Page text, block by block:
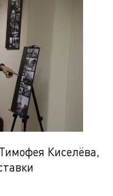
Киселёва,